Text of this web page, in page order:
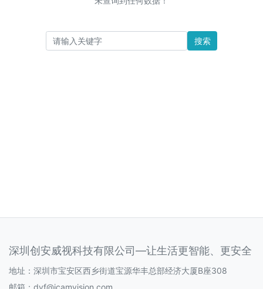
搜索
深圳创安威视科技有限公司—让生活更智能、更安全
地址：深圳市宝安区西乡街道宝源华丰总部经济大厦B座308
邮箱： dyf@icamvision.com